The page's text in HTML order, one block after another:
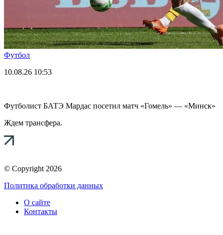
Футбол
10.08.26 10:53
Футболист БАТЭ Мардас посетил матч «Гомель» — «Минск»
Ждем трансфера.
© Copyright 2026
Политика обработки данных
О сайте
Контакты